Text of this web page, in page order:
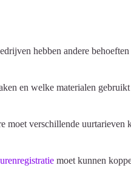
hebben andere
en welke materialen
moet verschillende uurtarieven
urenregistratie moet kunnen